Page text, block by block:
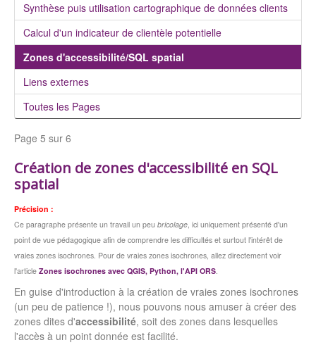
Synthèse puis utilisation cartographique de données clients
Calcul d'un indicateur de clientèle potentielle
Zones d'accessibilité/SQL spatial
Liens externes
Toutes les Pages
Page 5 sur 6
Création de zones d'accessibilité en SQL
spatial
Précision :
Ce paragraphe présente un travail un peu bricolage, ici uniquement présenté d'un
point de vue pédagogique afin de comprendre les difficultés et surtout l'intérêt de
vraies zones isochrones. Pour de vraies zones isochrones, allez directement voir
l'article Zones isochrones avec QGIS, Python, l'API ORS.
En guise d'introduction à la création de vraies zones isochrones
(un peu de patience !), nous pouvons nous amuser à créer des
zones dites d'accessibilité, soit des zones dans lesquelles
l'accès à un point donnée est facilité.